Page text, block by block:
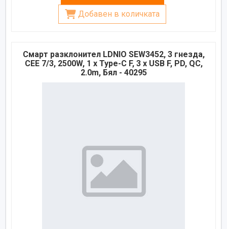
Добавен в количката
Смарт разклонител LDNIO SEW3452, 3 гнезда,
CEE 7/3, 2500W, 1 x Type-C F, 3 x USB F, PD, QC,
2.0m, Бял - 40295